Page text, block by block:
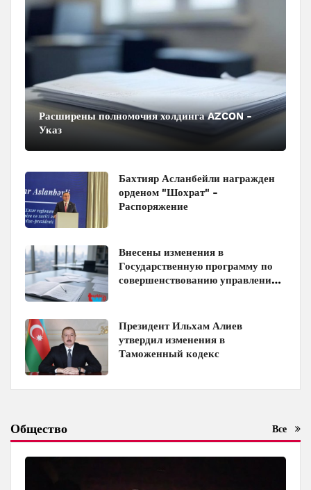
Расширены полномочия холдинга AZCON -
Указ
Бахтияр Асланбейли награжден
орденом "Шохрат" -
Распоряжение
Внесены изменения в
Государственную программу по
совершенствованию управления
Президент Ильхам Алиев
утвердил изменения в
Таможенный кодекс
Общество Все